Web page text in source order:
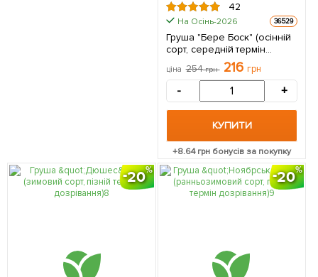
42
На Осінь-2026 36529
Груша "Бере Боск" (осінній
сорт, середній термін
дозрівання) 1 саджанець в
упаковці
ціна 254грн 216 грн
- +
КУПИТИ
+8.64грн бонусів за покупку
20 20